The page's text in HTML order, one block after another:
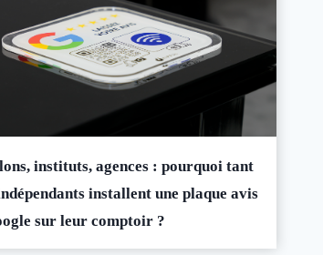
instituts, agences : pourquoi tant
installent une plaque avis
sur leur comptoir ?